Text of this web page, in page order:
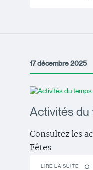
17 décembre 2025
Activités du
Consultez les
Fêtes
LIRE LA SUITE